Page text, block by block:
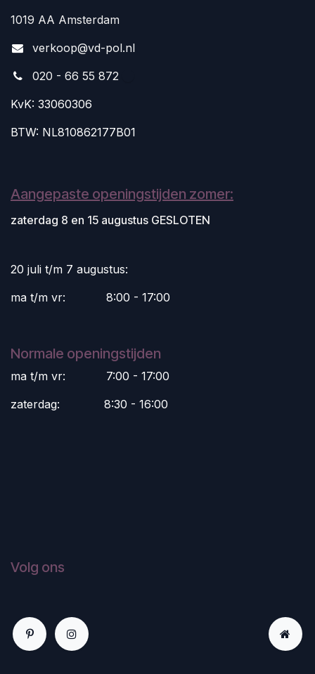
1019 AA Amsterdam
verkoop@vd-pol.nl
020 - 66 55 872
KvK: 33060306
BTW: NL810862177B01
Aangepaste openingstijden zomer:
zaterdag 8 en 15 augustus GESLOTEN
20 juli t/m 7 augustus:
ma t/m vr:
​8:00 - 17:00
Normale openingstijden
ma t/m vr:
​7:00 - 17:00
zaterdag:
​8:30 - 16:00
Volg ons